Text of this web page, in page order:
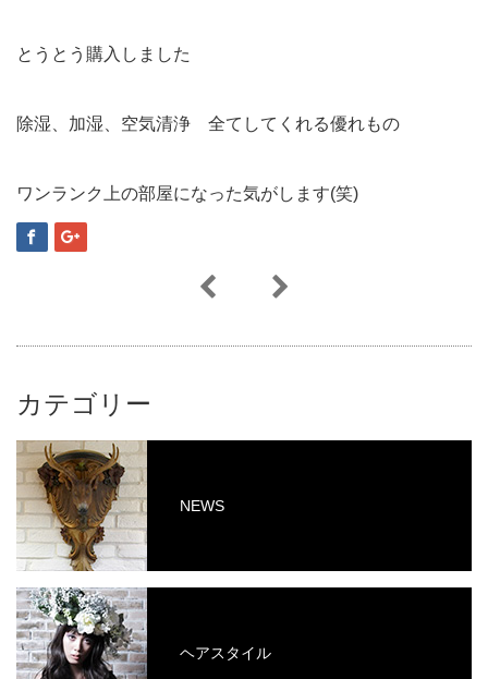
とうとう購入しました
除湿、加湿、空気清浄 全てしてくれる優れもの
ワンランク上の部屋になった気がします(笑)
カテゴリー
NEWS
ヘアスタイル